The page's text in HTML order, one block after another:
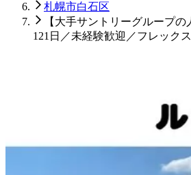
札幌市白石区
【大手サントリーグループ
121日／未経験歓迎／フレック